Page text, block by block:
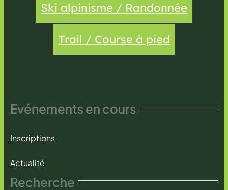
Ski alpinisme / Randonnée
Trail / Course à pied
Evénements en cours
Inscriptions
Actualité
Recherche